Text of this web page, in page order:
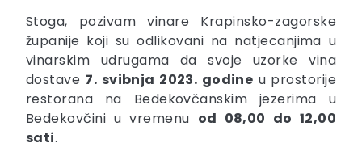
Stoga, pozivam vinare Krapinsko-zagorske
županije koji su odlikovani na natjecanjima u
vinarskim udrugama da svoje uzorke vina
dostave 7. svibnja 2023. godine u prostorije
restorana na Bedekovčanskim jezerima u
Bedekovčini u vremenu od 08,00 do 12,00
sati.